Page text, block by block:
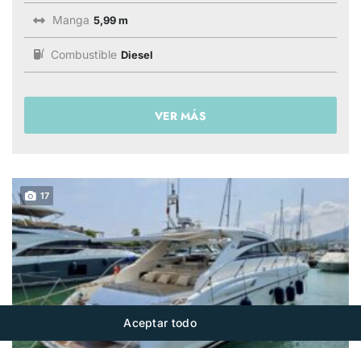
Manga 5,99 m
Combustible Diesel
VER MÁS
17